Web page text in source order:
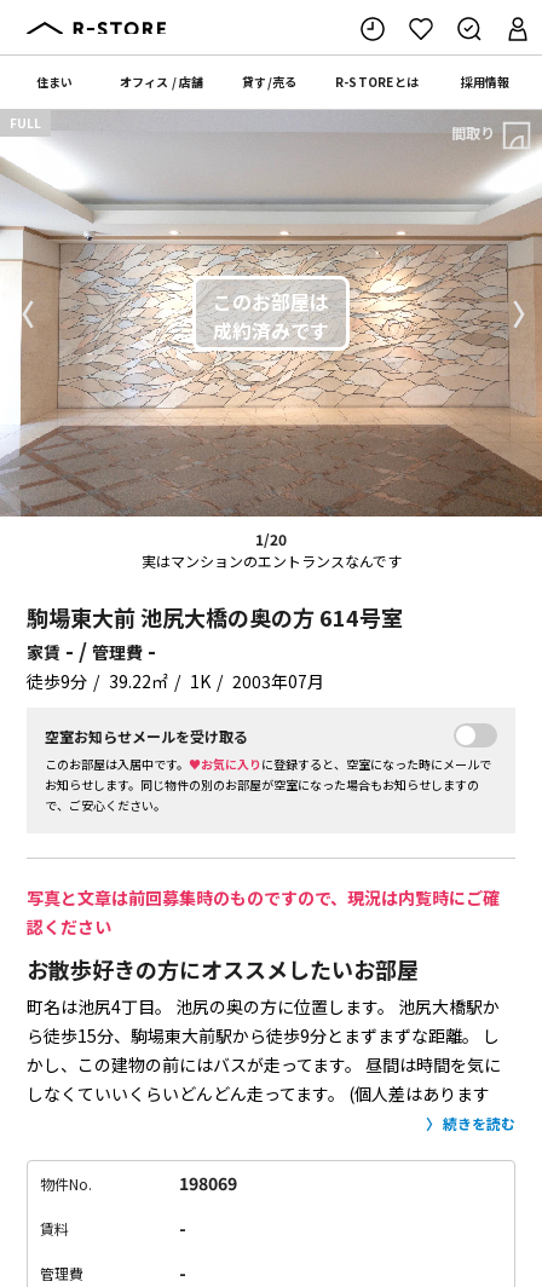
住まい オフィス /店舗 貸す/売る R-STOREとは 採用情報
1/20
実はマンションのエントランスなんです
〈 〉
FULL 間取り
駒場東大前 池尻大橋の奥の方 614号室
家賃 - /管理費 -
徒歩9分 39.22㎡ 1K 2003年07月
空室お知らせメールを受け取る
このお部屋は入居中です。♥お気に入り に登録すると、空室になった時にメールで
お知らせします。同じ物件の別のお部屋が空室になった場合もお知らせしますの
で、ご安心ください。
写真と文章は前回募集時のものですので、現況は内覧時にご確
認ください
お散歩好きの方にオススメしたいお部屋
町名は池尻4丁目。 池尻の奥の方に位置します。
池尻大橋駅か
ら徒歩15分、駒場東大前駅から徒歩9分とまずまずな距離。
し
かし、この建物の前にはバスが走ってます。 昼間は時間を気に
しなくていいくらいどんどん走ってます。
(個人差はあります
これは便利で
りです。
12.4帖のリビングダイニングはゆったりサイズで家具
ります。
お料理好きの方はもちろん、
てこなかった方もこのお部屋で暮らせば捗ること間違いなし。
続きを読む
物件No. 198069
賃料 -
管理費 -